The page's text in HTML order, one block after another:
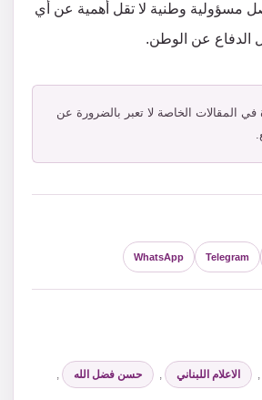
مسؤولية وطنية لا تقل أهمية عن أي
عن الوطن.
في المقالات الخاصة لا تعبر بالضرورة عن
Telegram
WhatsApp
, الاعلام اللبناني , حسن فضل الله ,